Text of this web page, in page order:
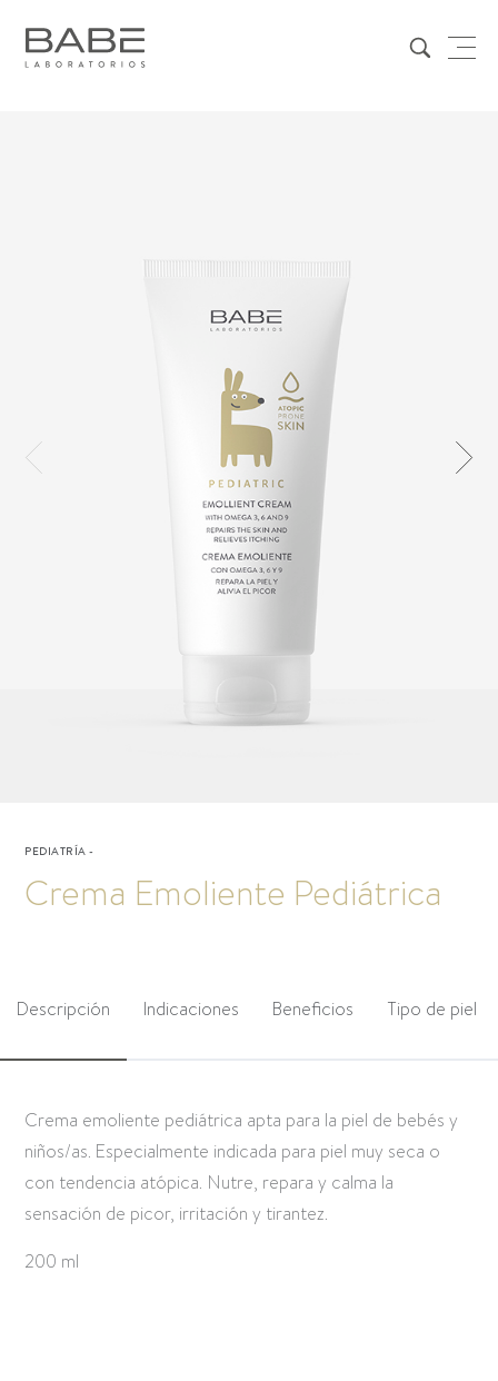
PEDIATRÍA-
Crema Emoliente Pediátrica
Descripción Indicaciones Beneficios Tipo de piel
Crema emoliente pediátrica apta para la piel de bebés y
niños/as. Especialmente indicada para piel muy seca o
con tendencia atópica. Nutre, repara y calma la
sensación de picor, irritación y tirantez.
200 ml